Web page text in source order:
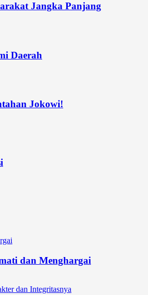
Jangka Panjang
Daerah
Jokowi!
dan Menghargai